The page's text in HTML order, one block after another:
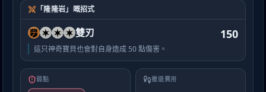
「隆隆岩」嘅招式
雙刃
這只神奇寶貝也會對自身造成 50 點傷害。
150
弱點 撤退費用